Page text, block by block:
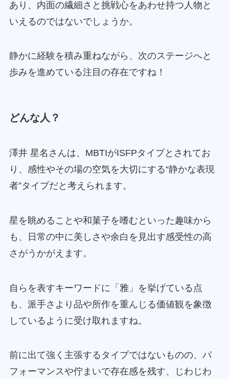
あり、内面の繊細さと挑戦心をあわせ持つ人物と
いえるのではないでしょうか。
静かに経験を積み重ねながら、次のステージへと
歩みを進めている注目の存在ですね！
どんな人？
澤井 星名さんは、MBTIがISFPタイプとされてお
り、感性やその場の空気を大切にする“静かな表現
者”タイプだと考えられます。
星を眺めることや和菓子を嗜むといった趣味から
も、日常の中に美しさや余白を見出す感受性の高
さがうかがえます。
自らを表すキーワードに「雅」を挙げている点
も、派手さより品や所作を重んじる価値観を象徴
しているように受け取れますね。
前に出て強く主張するタイプではないものの、パ
フォーマンスや佇まいで存在感を残す、じわじわ